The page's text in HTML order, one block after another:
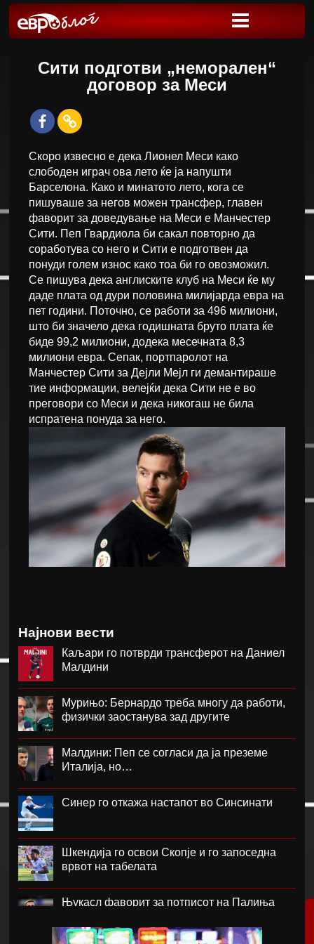
Сити подготви „неморален“
договор за Меси
Скоро извесно е дека Лионел Меси како
слободен играч ова лето ќе ја напушти
Барселона. Како и минатото лето, кога се
пишуваше за негов можен трансфер, главен
фаворит за доведување на Меси е Манчестер
Сити. Пеп Гвардиола би сакал повторно да
соработува со него и Сити е подготвен да
понуди голем износ како тоа би го овозможил.
Се пишува дека англиските клуб на Меси ќе му
даде плата од дури половина милијарда евра на
пет години. Поточно, се работи за 496 милиони,
што би значело дека годишната бруто плата ќе
биде 99,2 милиони, додека месечната 8,3
милиони евра. Сепак, портпаролот на
Манчестер Сити за Дејли Мејл ги демантираше
тие информации, велејќи дека Сити не е во
преговори со Меси и дека никогаш не била
испратена понуда за него.
Најнови вести
Каљари го потврди трансферот на Даниел
Малдини
Мурињо: Бернардо треба многу да работи,
физички заостанува зад другите
Малдини: Пеп се согласи да ја преземе
Италија, но…
Синер го откажа настапот во Синсинати
Шкендија го освои Скопје и го запоседна
врвот на табелата
Њукасл фаворит за потписот на Палиња